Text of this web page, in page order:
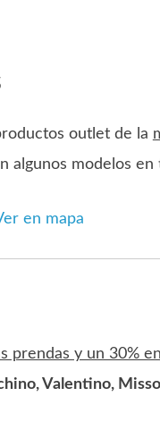
outlet de la
algunos modelos
en mapa
prendas y un 30%
Valentino,